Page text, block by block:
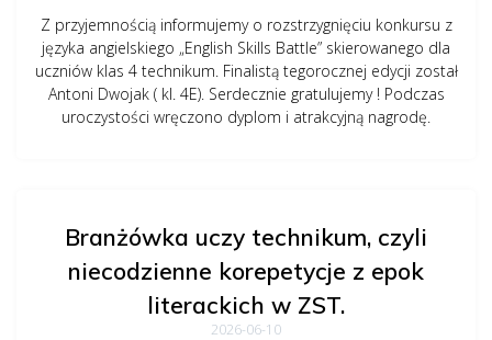
Z przyjemnością informujemy o rozstrzygnięciu konkursu z
języka angielskiego „English Skills Battle” skierowanego dla
uczniów klas 4 technikum. Finalistą tegorocznej edycji został
Antoni Dwojak ( kl. 4E). Serdecznie gratulujemy ! Podczas
uroczystości wręczono dyplom i atrakcyjną nagrodę.
Branżówka uczy technikum, czyli
niecodzienne korepetycje z epok
literackich w ZST.
2026-06-10